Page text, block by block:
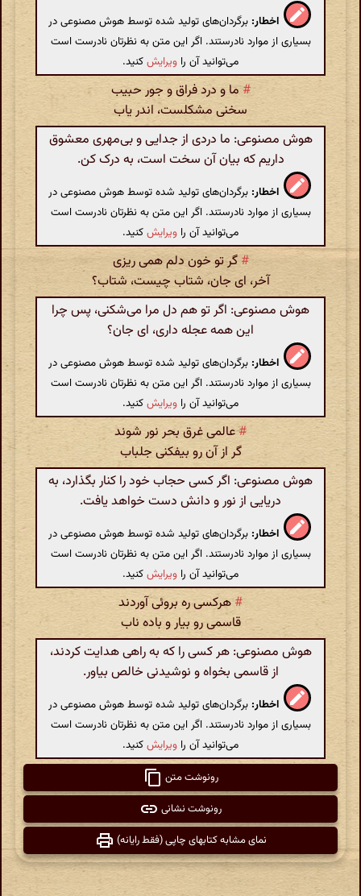
اخطار: برگردان‌های تولید شده توسط هوش مصنوعی در
بسیاری از موارد نادرستند. اگر این متن به نظرتان نادرست است
می‌توانید آن را ویرایشکنید.
#ما و درد فراق و جور حبیب
سخنی مشکلست، اندر یاب
هوش مصنوعی: ما دردی از جدایی و بی‌مهری معشوق
داریم که بیان آن سخت است، به درک کن.
اخطار: برگردان‌های تولید شده توسط هوش مصنوعی در
بسیاری از موارد نادرستند. اگر این متن به نظرتان نادرست است
می‌توانید آن را ویرایشکنید.
# گر تو خون دلم همی ریزی
آخر، ای جان، شتاب چیست، شتاب؟
هوش مصنوعی: اگر تو هم دل مرا می‌شکنی، پس چرا
این همه عجله داری، ای جان؟
اخطار: برگردان‌های تولید شده توسط هوش مصنوعی در
بسیاری از موارد نادرستند. اگر این متن به نظرتان نادرست است
می‌توانید آن را ویرایشکنید.
#عالمی غرق بحر نور شوند
گر از آن رو بیفکنی جلباب
هوش مصنوعی: اگر کسی حجاب خود را کنار بگذارد، به
دریایی از نور و دانش دست خواهد یافت.
اخطار: برگردان‌های تولید شده توسط هوش مصنوعی در
بسیاری از موارد نادرستند. اگر این متن به نظرتان نادرست است
می‌توانید آن را ویرایشکنید.
#هرکسی ره بروئی آوردند
قاسمی رو بیار و باده ناب
هوش مصنوعی: هر کسی را که به راهی هدایت کردند،
از قاسمی بخواه و نوشیدنی خالص بیاور.
اخطار: برگردان‌های تولید شده توسط هوش مصنوعی در
بسیاری از موارد نادرستند. اگر این متن به نظرتان نادرست است
می‌توانید آن را ویرایشکنید.
رونوشت متن
رونوشت نشانی
نمای مشابه کتابهای چاپی (فقط رایانه)